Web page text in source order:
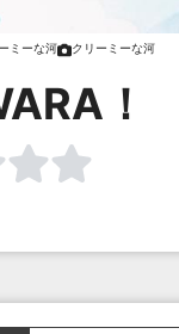
ミーな河 クリーミーな河
！